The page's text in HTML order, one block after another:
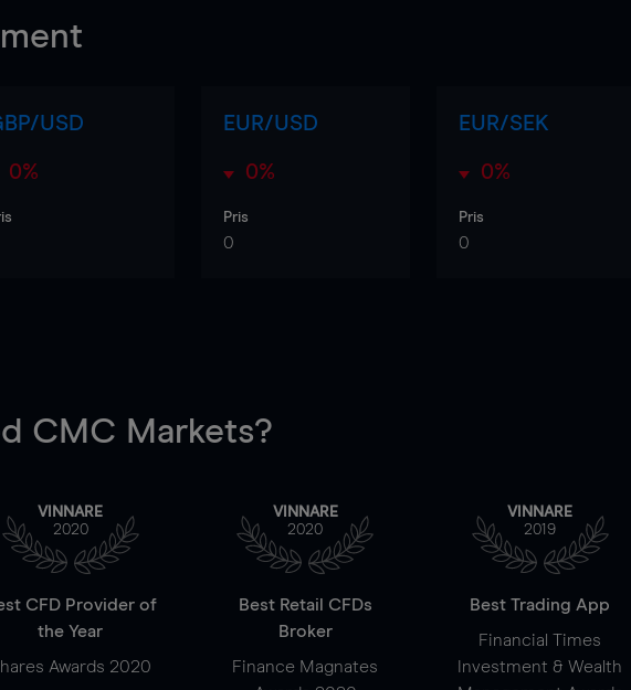
USD
0%
EUR/USD
0%
Pris
0
EUR/SEK
0%
Pris
0
CMC Markets?
VINNARE
2020
CFD Provider of
the Year
Awards 2020
VINNARE
2020
Best Retail CFDs
Broker
Finance Magnates
VINNARE
2019
Best Trading App
Financial Times
Investment & Wealth